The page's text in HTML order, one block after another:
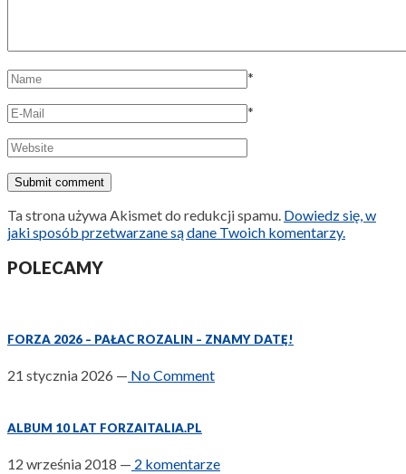
*
*
Ta strona używa Akismet do redukcji spamu. Dowiedz się, w
jaki sposób przetwarzane są dane Twoich komentarzy.
POLECAMY
FORZA 2026 – PAŁAC ROZALIN – ZNAMY DATĘ!
21 stycznia 2026 — No Comment
ALBUM 10 LAT FORZAITALIA.PL
12 września 2018 — 2 komentarze